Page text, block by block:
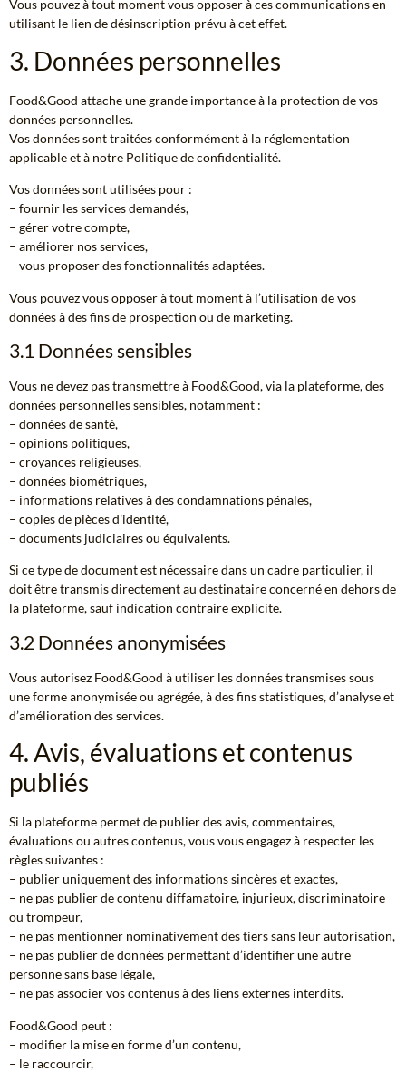
Vous pouvez à tout moment vous opposer à ces communications en
utilisant le lien de désinscription prévu à cet effet.
3. Données personnelles
Food&Good attache une grande importance à la protection de vos
données personnelles.
Vos données sont traitées conformément à la réglementation
applicable et à notre Politique de confidentialité.
Vos données sont utilisées pour :
– fournir les services demandés,
– gérer votre compte,
– améliorer nos services,
– vous proposer des fonctionnalités adaptées.
Vous pouvez vous opposer à tout moment à l’utilisation de vos
données à des fins de prospection ou de marketing.
3.1 Données sensibles
Vous ne devez pas transmettre à Food&Good, via la plateforme, des
données personnelles sensibles, notamment :
– données de santé,
– opinions politiques,
– croyances religieuses,
– données biométriques,
– informations relatives à des condamnations pénales,
– copies de pièces d’identité,
– documents judiciaires ou équivalents.
Si ce type de document est nécessaire dans un cadre particulier, il
doit être transmis directement au destinataire concerné en dehors de
la plateforme, sauf indication contraire explicite.
3.2 Données anonymisées
Vous autorisez Food&Good à utiliser les données transmises sous
une forme anonymisée ou agrégée, à des fins statistiques, d’analyse et
d’amélioration des services.
4. Avis, évaluations et contenus
publiés
Si la plateforme permet de publier des avis, commentaires,
évaluations ou autres contenus, vous vous engagez à respecter les
règles suivantes :
– publier uniquement des informations sincères et exactes,
– ne pas publier de contenu diffamatoire, injurieux, discriminatoire
ou trompeur,
– ne pas mentionner nominativement des tiers sans leur autorisation,
– ne pas publier de données permettant d’identifier une autre
personne sans base légale,
– ne pas associer vos contenus à des liens externes interdits.
Food&Good peut :
– modifier la mise en forme d’un contenu,
– le raccourcir,